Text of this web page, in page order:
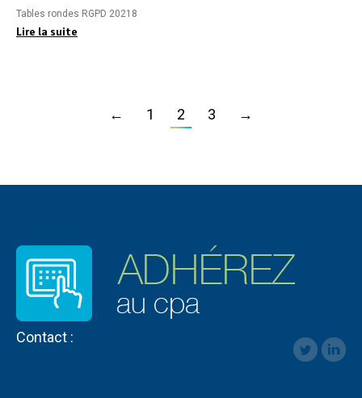
Tables rondes RGPD 20218
Lire la suite
← 1 2 3 →
Contact :